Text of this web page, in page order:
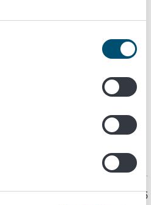
om skydd av höns
i sammandrag -
håller sommarhönor
har senast uppdaterats 22.7.2025